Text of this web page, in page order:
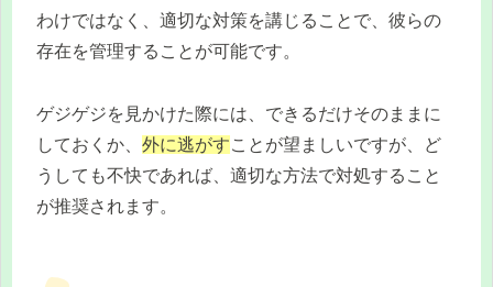
わけではなく、適切な対策を講じることで、彼らの
存在を管理することが可能です。
ゲジゲジを見かけた際には、できるだけそのままに
しておくか、 外に逃がすことが望ましいですが、ど
うしても不快であれば、適切な方法で対処すること
が推奨されます。